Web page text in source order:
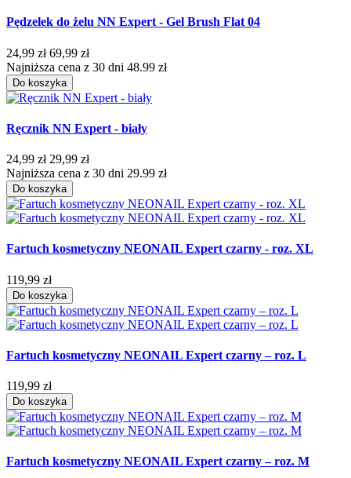
Pędzelek do żelu NN Expert - Gel Brush Flat 04
24,99 zł69,99 zł
Najniższa cena z 30 dni 48.99 zł
Do koszyka
Ręcznik NN Expert - biały
24,99 zł 29,99 zł
Najniższa cena z 30 dni 29.99 zł
Do koszyka
Fartuch kosmetyczny NEONAIL Expert czarny - roz. XL
119,99 zł
Do koszyka
Fartuch kosmetyczny NEONAIL Expert czarny – roz. L
119,99 zł
Do koszyka
Fartuch kosmetyczny NEONAIL Expert czarny – roz. M